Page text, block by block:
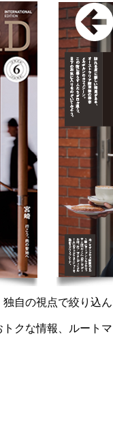
自の視点で絞り
クな情報、ルート